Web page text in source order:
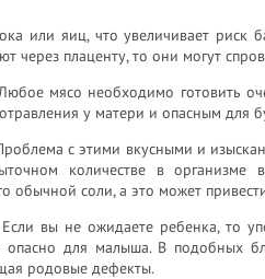
или яиц, что увеличивает
через плаценту, то они могут
мясо необходимо готовить
у матери и опасным для
с этими вкусными и
количестве в организме
обычной соли, а это может
Если вы не ожидаете ребенка, то
опасно для малыша. В подобных
родовые дефекты.